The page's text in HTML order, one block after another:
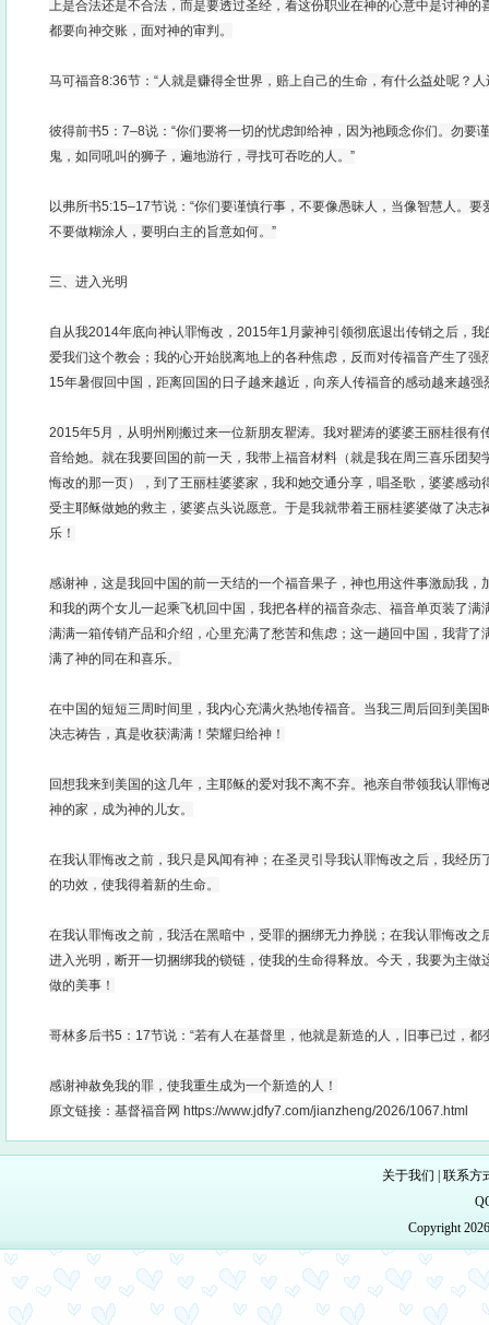
上是合法还是不合法，而是要透过圣经，看这份职业在神的心意中是讨神的
都要向神交账，面对神的审判。
马可福音8:36节：“人就是赚得全世界，赔上自己的生命，有什么益处呢？
彼得前书5：7–8说：“你们要将一切的忧虑卸给神，因为祂顾念你们。勿要
鬼，如同吼叫的狮子，遍地游行，寻找可吞吃的人。”
以弗所书5:15–17节说：“你们要谨慎行事，不要像愚昧人，当像智慧人。
不要做糊涂人，要明白主的旨意如何。”
三、进入光明
自从我2014年底向神认罪悔改，2015年1月蒙神引领彻底退出传销之后，
爱我们这个教会；我的心开始脱离地上的各种焦虑，反而对传福音产生了
15年暑假回中国，距离回国的日子越来越近，向亲人传福音的感动越来越强
2015年5月，从明州刚搬过来一位新朋友瞿涛。我对瞿涛的婆婆王丽桂很有
音给她。就在我要回国的前一天，我带上福音材料（就是我在周三喜乐团契
悔改的那一页），到了王丽桂婆婆家，我和她交通分享，唱圣歌，婆婆感动
受主耶稣做她的救主，婆婆点头说愿意。于是我就带着王丽桂婆婆做了决志
乐！
感谢神，这是我回中国的前一天结的一个福音果子，神也用这件事激励我，
和我的两个女儿一起乘飞机回中国，我把各样的福音杂志、福音单页装了满
满满一箱传销产品和介绍，心里充满了愁苦和焦虑；这一趟回中国，我背了
满了神的同在和喜乐。
在中国的短短三周时间里，我内心充满火热地传福音。当我三周后回到美国
决志祷告，真是收获满满！荣耀归给神！
回想我来到美国的这几年，主耶稣的爱对我不离不弃。祂亲自带领我认罪悔
神的家，成为神的儿女。
在我认罪悔改之前，我只是风闻有神；在圣灵引导我认罪悔改之后，我经历
的功效，使我得着新的生命。
在我认罪悔改之前，我活在黑暗中，受罪的捆绑无力挣脱；在我认罪悔改之
进入光明，断开一切捆绑我的锁链，使我的生命得释放。今天，我要为主做
做的美事！
哥林多后书5：17节说：“若有人在基督里，他就是新造的人，旧事已过，都
感谢神赦免我的罪，使我重生成为一个新造的人！
原文链接：基督福音网 https://www.jdfy7.com/jianzheng/2026/1067.html
关于我们
联系方
Copyright